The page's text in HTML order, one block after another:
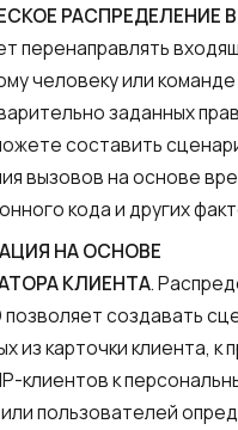
РАСПРЕДЕЛЕНИЕ
перенаправлять
человеку или команде
заданных
составить
вызовов на основе
кода и других
НА ОСНОВЕ
КЛИЕНТА.
позволяет создавать
из карточки клиента, к
клиентов к
пользователей